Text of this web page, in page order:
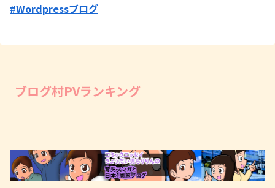
#Wordpressブログ
ブログ村PVランキング